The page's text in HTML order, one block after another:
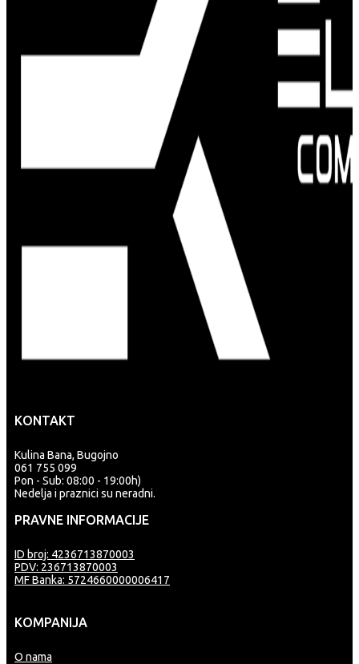
KONTAKT
Kulina Bana, Bugojno
061 755 099
Pon - Sub: 08:00 - 19:00h)
Nedelja i praznici su neradni.
PRAVNE INFORMACIJE
ID broj: 4236713870003
PDV: 236713870003
MF Banka: 5724660000006417
KOMPANIJA
O nama